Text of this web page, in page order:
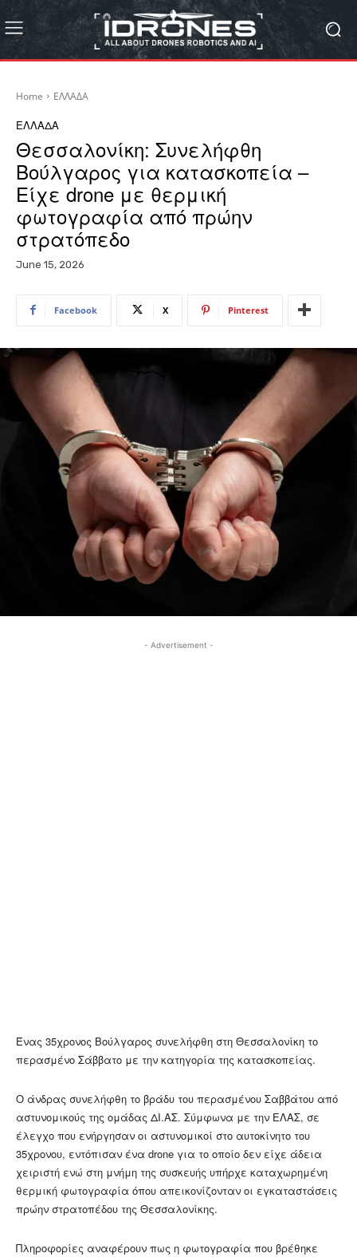
Home ΕΛΛΑΔΑ
ΕΛΛΑΔΑ
Θεσσαλονίκη: Συνελήφθη
Βούλγαρος για κατασκοπεία –
Είχε drone με θερμική
φωτογραφία από πρώην
στρατόπεδο
June 15, 2026
Facebook X Pinterest
- Advertisement -
Ένας 35χρονος Βούλγαρος συνελήφθη στη Θεσσαλονίκη το
περασμένο Σάββατο με την κατηγορία της κατασκοπείας.
Ο άνδρας συνελήφθη το βράδυ του περασμένου Σαββάτου από
αστυνομικούς της ομάδας ΔΙ.ΑΣ. Σύμφωνα με την ΕΛΑΣ, σε
έλεγχο που ενήργησαν οι αστυνομικοί στο αυτοκίνητο του
35χρονου, εντόπισαν ένα drone για το οποίο δεν είχε άδεια
χειριστή ενώ στη μνήμη της συσκευής υπήρχε καταχωρημένη
θερμική φωτογραφία όπου απεικονίζονταν οι εγκαταστάσεις
πρώην στρατοπέδου της Θεσσαλονίκης.
Πληροφορίες αναφέρουν πως η φωτογραφία που βρέθηκε